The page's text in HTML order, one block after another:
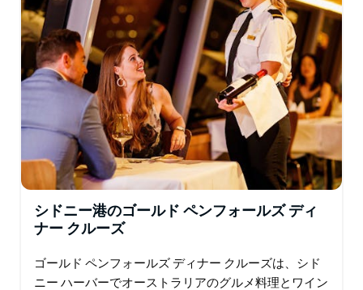
シドニー港のゴールド ペンフォールズ ディ
ナー クルーズ
ゴールド ペンフォールズ ディナー クルーズは、シド
ニー ハーバーでオーストラリアのグルメ料理とワイン